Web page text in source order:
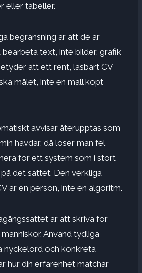
eller tabeller.
begränsning är att de är
text, inte bilder, grafik
att ett rent, läsbart CV
målet, inte en mall köpt
avvisar återupptas som
hävdar, då löser man fel
för ett system som i stort
det sättet. Den verkliga
är en person, inte en algoritm.
är att skriva för
Använd tydliga
nyckelord och konkreta
hur din erfarenhet matchar